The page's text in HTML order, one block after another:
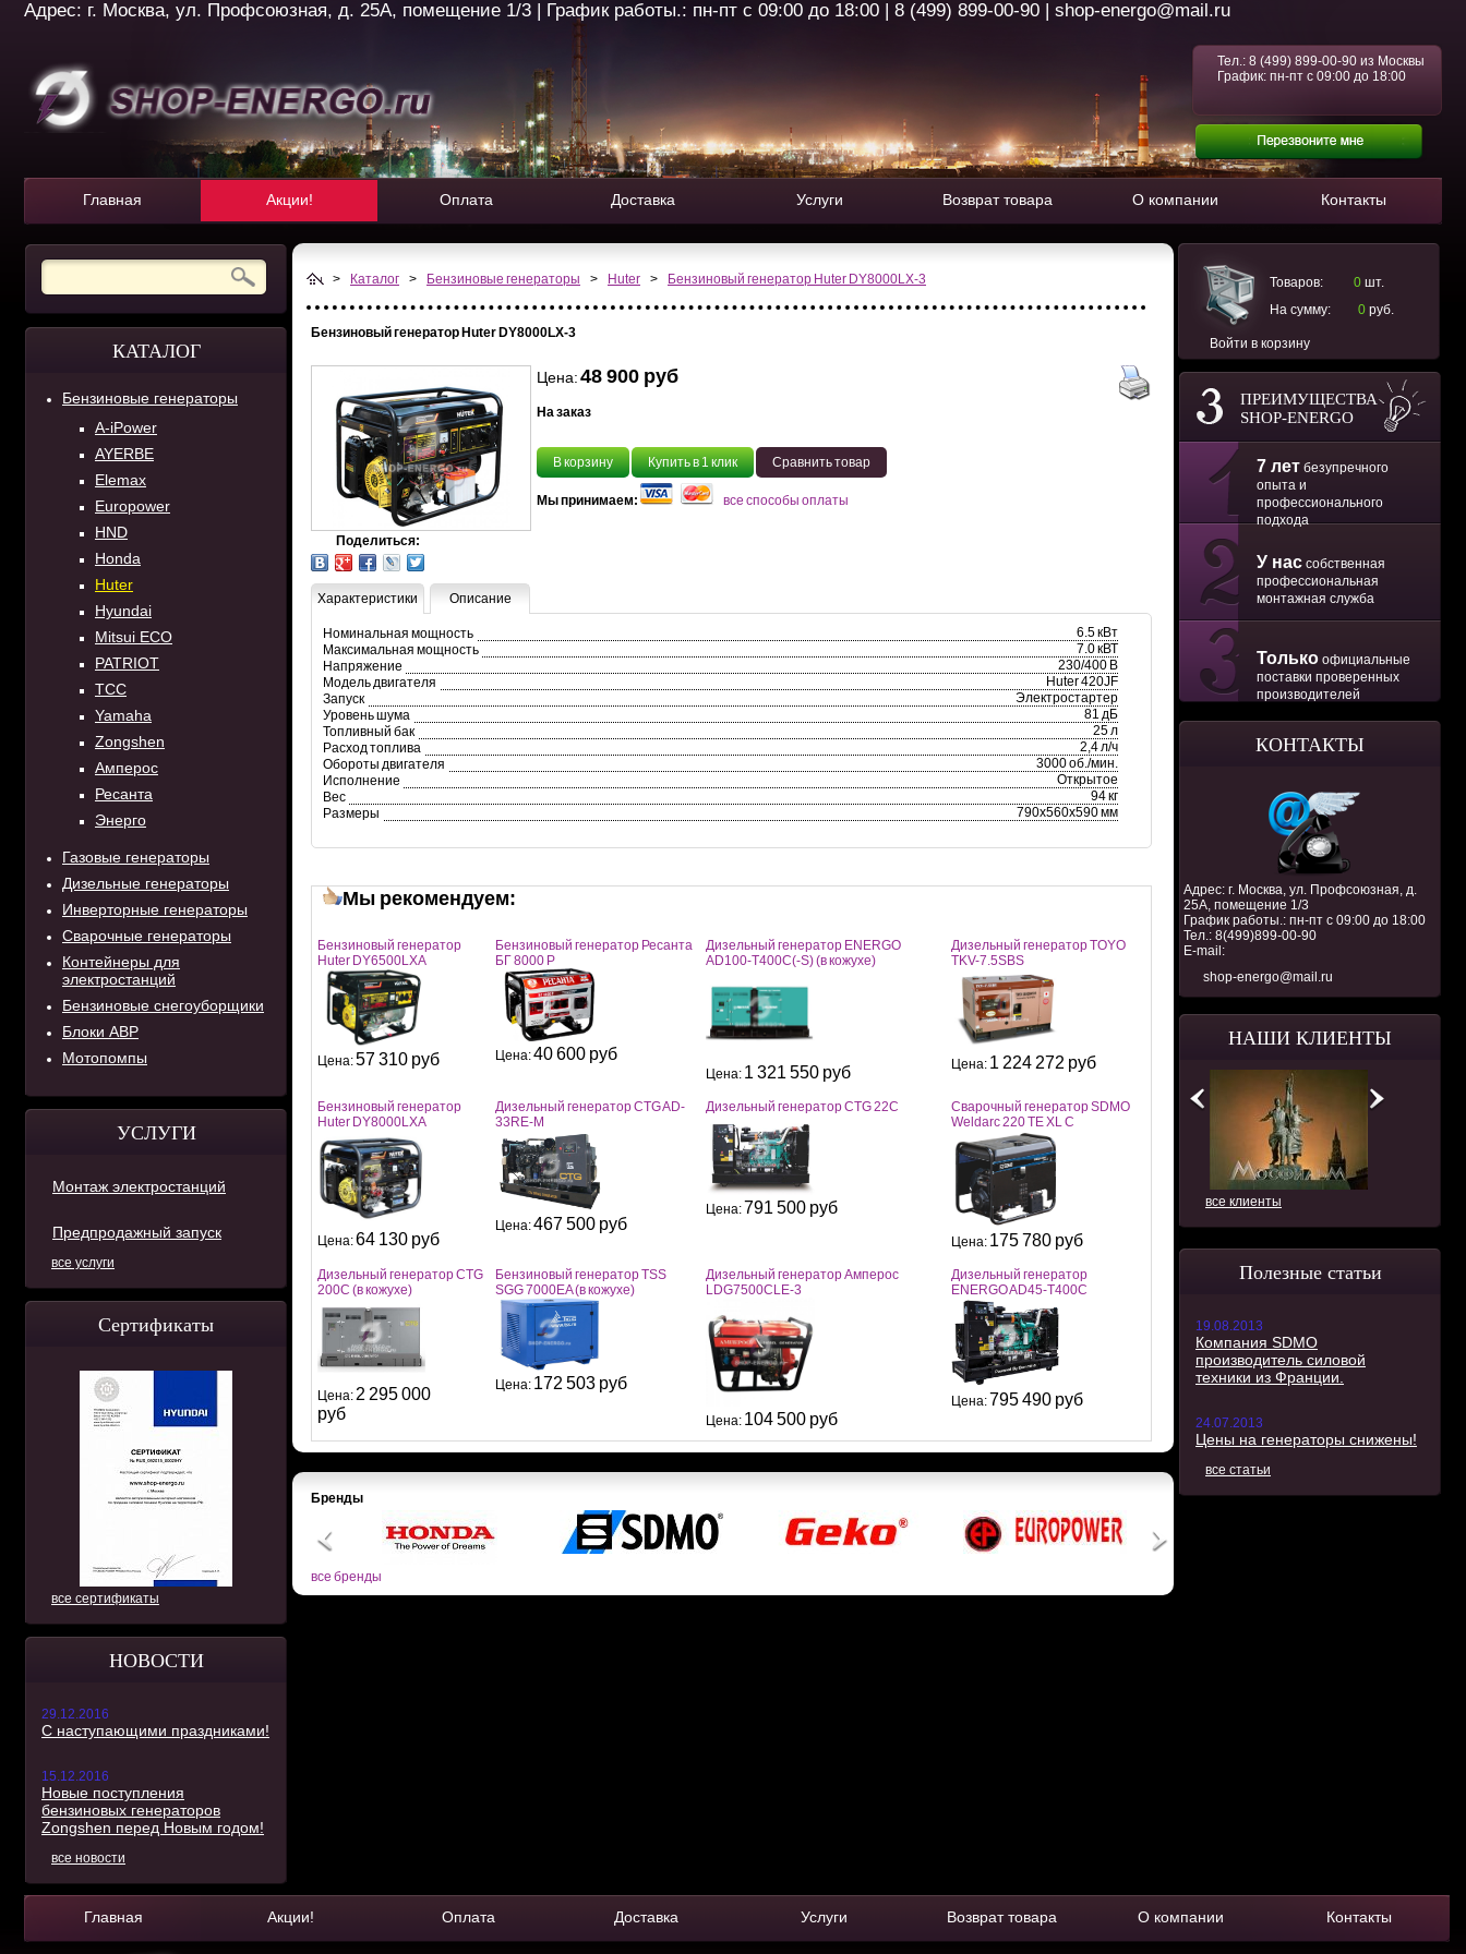
Адрес: г. Москва, ул. Профсоюзная, д. 25А, помещение 1/3 | График работы.: пн-пт с 09:00 до 18:00 | 8 (499) 899-00-90 | shop-energo@mail.ru
Тел.: 8 (499) 899-00-90 из Москвы
График: пн-пт с 09:00 до 18:00
Главная Акции! Оплата Доставка Услуги Возврат товара О компании Контакты
КАТАЛОГ
Бензиновые генераторы
A-iPower
AYERBE
Elemax
Europower
HND
Honda
Huter
Hyundai
Mitsui ECO
PATRIOT
TCC
Yamaha
Zongshen
Амперос
Ресанта
Энерго
Газовые генераторы
Дизельные генераторы
Инверторные генераторы
Сварочные генераторы
Контейнеры для
электростанций
Бензиновые снегоуборщики
Блоки АВР
Мотопомпы
УСЛУГИ
Монтаж электростанций
Предпродажный запуск
все услуги
Сертификаты
все сертификаты
НОВОСТИ
29.12.2016
С наступающими праздниками!
15.12.2016
Новые поступления
бензиновых генераторов
Zongshen перед Новым годом!
все новости
Товаров: 0 шт.
На сумму:
0 руб.
Войти в корзину
ПРЕИМУЩЕСТВА
SHOP-ENERGO
7 лет безупречного
опыта и
профессионального
подхода
У нас собственная
профессиональная
монтажная служба
Только официальные
поставки проверенных
производителей
КОНТАКТЫ
Адрес: г. Москва, ул. Профсоюзная, д.
25А, помещение 1/3
График работы.: пн-пт с 09:00 до 18:00
Тел.: 8(499)899-00-90
E-mail:
shop-energo@mail.ru
НАШИ КЛИЕНТЫ
все клиенты
Полезные статьи
19.08.2013
Компания SDMO
производитель силовой
техники из Франции.
24.07.2013
Цены на генераторы снижены!
все статьи
> Каталог > Бензиновые генераторы > Huter > Бензиновый генератор Huter DY8000LX-3
Бензиновый генератор Huter DY8000LX-3
Цена:48 900 руб
На заказ
В корзину Купить в 1 клик Сравнить товар
Мы принимаем: все способы оплаты
Поделиться:
Характеристики Описание
Номинальная мощность
6.5 кВт
Максимальная мощность
7.0 кВТ
Напряжение
230/400 В
Модель двигателя
Huter 420JF
Запуск
Электростартер
Уровень шума
81 дБ
Топливный бак
25 л
Расход топлива
2,4 л/ч
Обороты двигателя
3000 об./мин.
Исполнение
Открытое
Вес
94 кг
Размеры
790х560х590 мм
Мы рекомендуем:
Бензиновый генератор
Huter DY6500LXA
Цена:57 310 руб
Бензиновый генератор Ресанта
БГ 8000 Р
Цена:40 600 руб
Дизельный генератор ENERGO
AD100-T400C(-S) (в кожухе)
Цена: 1 321 550 руб
Дизельный генератор TOYO
TKV-7.5SBS
Цена: 1 224 272 руб
Бензиновый генератор
Huter DY8000LXA
Цена:64 130 руб
Дизельный генератор CTG AD-
33RE-M
Цена:467 500 руб
Дизельный генератор CTG 22C
Цена:791 500 руб
Сварочный генератор SDMO
Weldarc 220 TE XL C
Цена: 175 780 руб
Дизельный генератор CTG
200C (в кожухе)
Цена: 2 295 000
руб
Бензиновый генератор TSS
SGG 7000EA (в кожухе)
Цена: 172 503 руб
Дизельный генератор Амперос
LDG7500СLE-3
Цена: 104 500 руб
Дизельный генератор
ENERGO AD45-T400C
Цена:795 490 руб
Бренды
все бренды
Главная Акции! Оплата Доставка Услуги Возврат товара О компании Контакты